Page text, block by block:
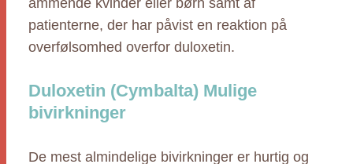
ammende kvinder eller børn samt af
patienterne, der har påvist en reaktion på
overfølsomhed overfor duloxetin.
Duloxetin (Cymbalta) Mulige
bivirkninger
De mest almindelige bivirkninger er hurtig og